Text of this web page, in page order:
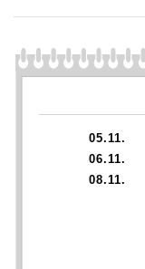
05.11.
06.11.
08.11.